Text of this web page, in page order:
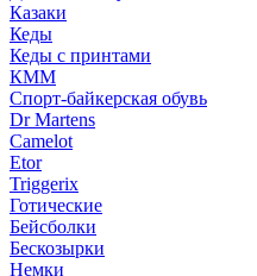
Казаки
Кеды
Кеды с принтами
КММ
Спорт-байкерская обувь
Dr Martens
Camelot
Etor
Triggerix
Готические
Бейсболки
Бескозырки
Немки